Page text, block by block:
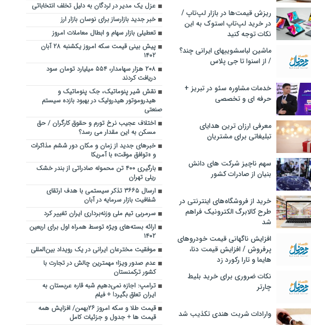
ریزش قیمت‌ها در بازار لپ‌تاپ /
در خرید لپ‌تاپ استوک به این
نکات توجه کنید
ماشین لباسشویی‎های ایرانی چند؟
/ از اسنوا تا جی پلاس
خدمات مشاوره سئو در تبریز +
حرفه ای و تخصصی
معرفی ارزان ترین هدایای
تبلیغاتی برای مشتریان
سهم ناچیز شرکت های دانش
بنیان از صادرات کشور
خرید از فروشگاه‌های اینترنتی در
طرح کالابرگ الکترونیک فراهم
شد
افزایش ناگهانی قیمت خودروهای
پرفروش / افزایش قیمت دنا،
هایما و تارا رکورد زد
نکات ضروری برای خرید بلیط
چارتر
وارادات شربت هندی تکذیب شد
عزل یک مدیر در لردگان به دلیل تخلف انتخاباتی
خبر جدید بازارساز برای نوسان بازار ارز
تعطیلی بازار سهام و ابطال معاملات امروز
پیش بینی قیمت سکه امروز یکشنبه ۲۸ آبان
۱۴۰۲
۲۰۸ هزار سهامدار، ۵۵۴ میلیارد تومان سود
دریافت کردند
نقش شیر پنوماتیک، جک پنوماتیک و
هیدروموتور هیدرولیک در بهبود بازده سیستم‌
صنعتی
اختلاف عجیب نرخ تورم و حقوق کارگران / حق
مسکن به این مقدار می رسد؟
خبرهای جدید از زمان و مکان دور ششم مذاکرات
و «توافق موقت» با آمریکا
بارگیری ۴۰۰ تن محموله صادراتی از بندر خشک
ریلی تهران
ارسال ۳۶۶۵ تذکر سیستمی با هدف ارتقای
شفافیت بازار سرمایه در آبان
سرمربی تیم ملی وزنه‌برداری ایران تغییر کرد
ارائه بسته‌های ویژه توسط همراه اول برای اربعین
۱۴۰۲
موفقیت مخترعان ایرانی در یک رویداد بین‌المللی
عدم صدور ویزا؛ مهمترین چالش در تجارت با
کشور ترکمنستان
ترامپ: اجازه نمی‌دهیم شبه قاره عربستان به
ایران تعلق بگیرد! + فیلم
قیمت طلا و سکه امروز ۲۶بهمن/ افزایش همه
قیمت ها + جدول و جزئیات کامل